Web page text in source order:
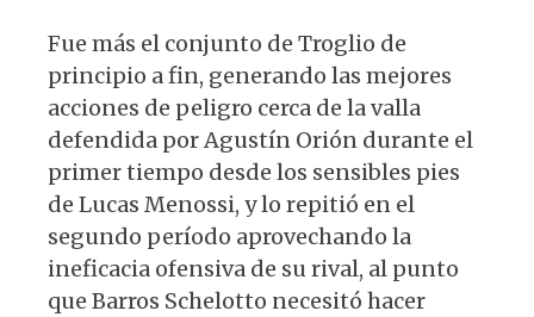
Fue más el conjunto de Troglio de
principio a fin, generando las mejores
acciones de peligro cerca de la valla
defendida por Agustín Orión durante el
primer tiempo desde los sensibles pies
de Lucas Menossi, y lo repitió en el
segundo período aprovechando la
ineficacia ofensiva de su rival, al punto
que Barros Schelotto necesitó hacer